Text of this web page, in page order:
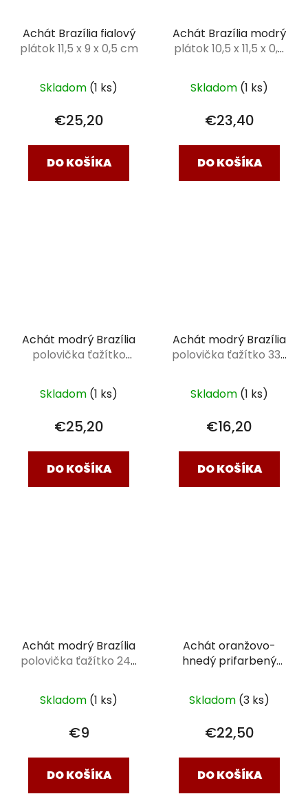
Achát Brazília fialový
plátok 11,5 x 9 x 0,5 cm
Skladom (1 ks)
€25,20
DO KOŠÍKA
Achát Brazília modrý
plátok 10,5 x 11,5 x 0,5
Skladom (1 ks)
€23,40
DO KOŠÍKA
Achát modrý Brazília
polovička ťažítko
Skladom (1 ks)
€25,20
DO KOŠÍKA
Achát modrý Brazília
polovička ťažítko 336
Skladom (1 ks)
€16,20
DO KOŠÍKA
Achát modrý Brazília
polovička ťažítko 245
Skladom (1 ks)
€9
DO KOŠÍKA
Achát oranžovo-
hnedý prifarbený
8,5 x 0,5 cm
Skladom (3 ks)
€22,50
DO KOŠÍKA